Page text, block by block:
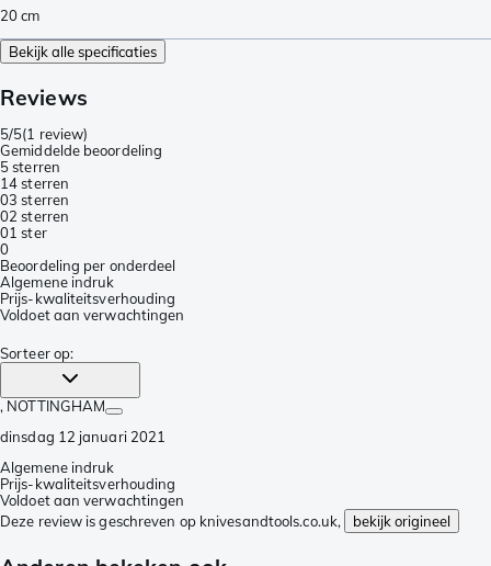
20cm
Bekijk alle specificaties
Reviews
5/5(1 review)
Gemiddelde beoordeling
5 sterren
14 sterren
03 sterren
02 sterren
01 ster
0
Beoordeling per onderdeel
Algemene indruk
Prijs-kwaliteitsverhouding
Voldoet aan verwachtingen
Sorteer op:
, NOTTINGHAM
dinsdag 12 januari 2021
Algemene indruk
Prijs-kwaliteitsverhouding
Voldoet aan verwachtingen
Deze review is geschreven op knivesandtools.co.uk,
bekijk origineel